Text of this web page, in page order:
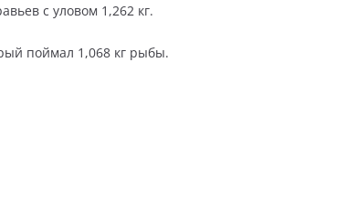
с уловом 1,262 кг.
поймал 1,068 кг рыбы.